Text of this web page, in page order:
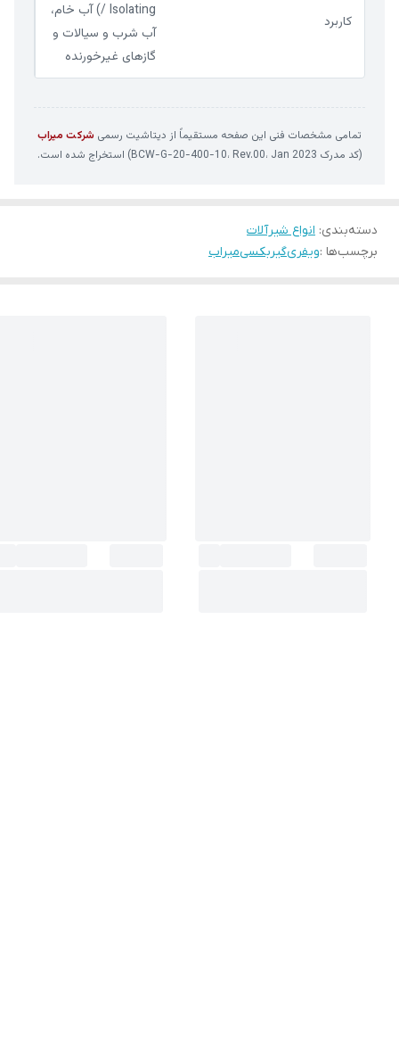
کاربرد
/ Isolating) آب خام،
آب شرب و سیالات و
گازهای غیرخورنده
تمامی مشخصات فنی این صفحه مستقیماً از دیتاشیت رسمی شرکت میراب
(کد مدرک BCW-G-20-400-10، Rev.00، Jan 2023) استخراج شده است.
دسته‌بندی: انواع شیرآلات
برچسب‌ها :ویفریگیربکسیمیراب